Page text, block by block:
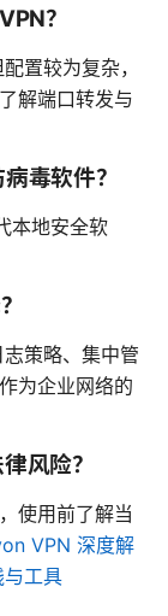
？
置较为复杂，
解端口转发与
毒软件？
本地安全软
策略、集中管
为企业网络的
风险？
使用前了解当
VPN 深度解
工具